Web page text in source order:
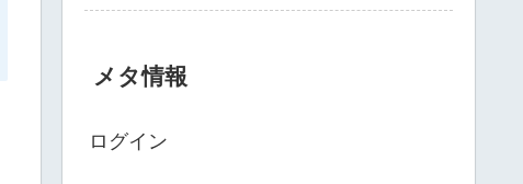
メタ情報
ログイン